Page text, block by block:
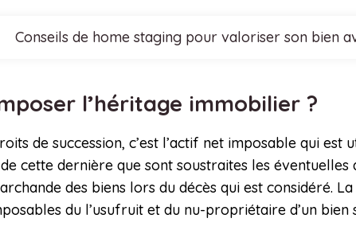
Conseils de home staging pour valoriser son bien
l’héritage immobilier ?
de succession, c’est l’actif net imposable qui est
cette dernière que sont soustraites les éventuelles
des biens lors du décès qui est considéré.
du l’usufruit et du nu-propriétaire d’un